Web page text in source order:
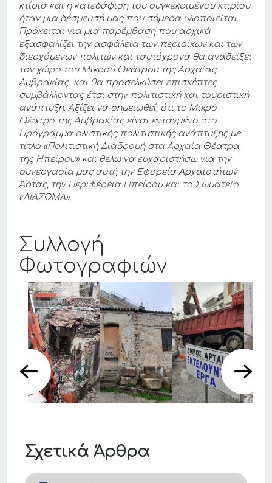
Σχετικά Άρθρα
κτίρια και η κατεδάφιση του συγκεκριμένου κτιρίου
ήταν μια δέσμευσή μας που σήμερα υλοποιείται.
Πρόκειται για μια παρέμβαση που αρχικά
εξασφαλίζει την ασφάλεια των περιοίκων και των
διερχόμενων πολιτών και ταυτόχρονα θα αναδείξει
τον χώρο του Μικρού Θεάτρου της Αρχαίας
Αμβρακίας και θα προσελκύσει επισκέπτες
συμβάλλοντας έτσι στην πολιτιστική και τουριστική
ανάπτυξη. Αξίζει να σημειωθεί, ότι το Μικρό
Θέατρο της Αμβρακίας είναι ενταγμένο στο
Πρόγραμμα ολιστικής πολιτιστικής ανάπτυξης με
τίτλο «Πολιτιστική Διαδρομή στα Αρχαία Θέατρα
της Ηπείρου» και θέλω να ευχαριστήσω για την
συνεργασία μας αυτή την Εφορεία Αρχαιοτήτων
Άρτας, την Περιφέρεια Ηπείρου και το Σωματείο
«ΔΙΑΖΩΜΑ».
Συλλογή
Φωτογραφιών